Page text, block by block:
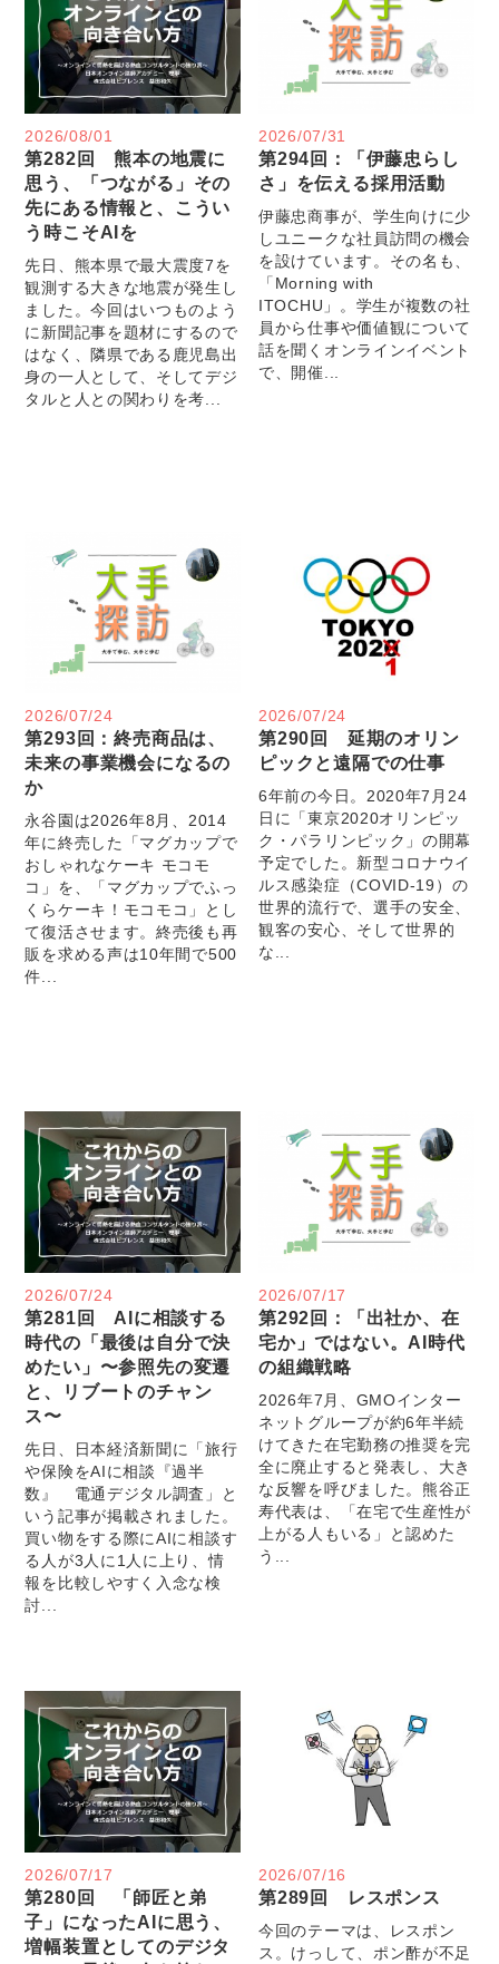
2026/08/01
第282回 熊本の地震に
思う、「つながる」その
先にある情報と、こうい
う時こそAIを
先日、熊本県で最大震度7を
観測する大きな地震が発生し
ました。今回はいつものよう
に新聞記事を題材にするので
はなく、隣県である鹿児島出
身の一人として、そしてデジ
タルと人との関わりを考...
2026/07/31
第294回：「伊藤忠らし
さ」を伝える採用活動
伊藤忠商事が、学生向けに少
しユニークな社員訪問の機会
を設けています。その名も、
「Morning with
ITOCHU」。学生が複数の社
員から仕事や価値観について
話を聞くオンラインイベント
で、開催...
2026/07/24
第293回：終売商品は、
未来の事業機会になるの
か
永谷園は2026年8月、2014
年に終売した「マグカップで
おしゃれなケーキ モコモ
コ」を、「マグカップでふっ
くらケーキ！モコモコ」とし
て復活させます。終売後も再
販を求める声は10年間で500
件...
2026/07/24
第290回 延期のオリン
ピックと遠隔での仕事
6年前の今日。2020年7月24
日に「東京2020オリンピッ
ク・パラリンピック」の開幕
予定でした。新型コロナウイ
ルス感染症（COVID-19）の
世界的流行で、選手の安全、
観客の安心、そして世界的
な...
2026/07/24
第281回 AIに相談する
時代の「最後は自分で決
めたい」〜参照先の変遷
と、リブートのチャン
ス〜
先日、日本経済新聞に「旅行
や保険をAIに相談『過半
数』 電通デジタル調査」と
いう記事が掲載されました。
買い物をする際にAIに相談す
る人が3人に1人に上り、情
報を比較しやすく入念な検
討...
2026/07/17
第292回：「出社か、在
宅か」ではない。AI時代
の組織戦略
2026年7月、GMOインター
ネットグループが約6年半続
けてきた在宅勤務の推奨を完
全に廃止すると発表し、大き
な反響を呼びました。熊谷正
寿代表は、「在宅で生産性が
上がる人もいる」と認めた
う...
2026/07/17
第280回 「師匠と弟
子」になったAIに思う、
増幅装置としてのデジタ
2026/07/16
第289回 レスポンス
今回のテーマは、レスポン
ス。けっして、ポン酢が不足